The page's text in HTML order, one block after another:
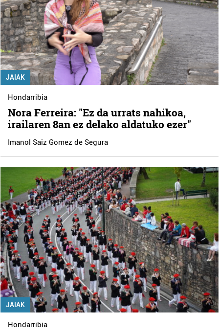
JAIAK
Hondarribia
Nora Ferreira: "Ez da urrats nahikoa,
irailaren 8an ez delako aldatuko ezer"
Imanol Saiz Gomez de Segura
JAIAK
Hondarribia